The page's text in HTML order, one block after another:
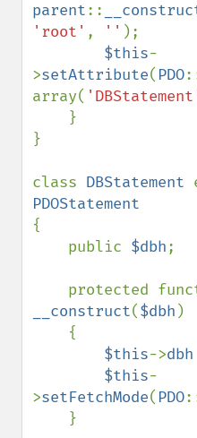
parent::
'root' , '' );
$this-
>setAttribute( PDO
array(
}
class DBStatement
{
    public
$dbh;
__construct($dbh )
$this->dbh
$this-
>setFetchMode( PDO